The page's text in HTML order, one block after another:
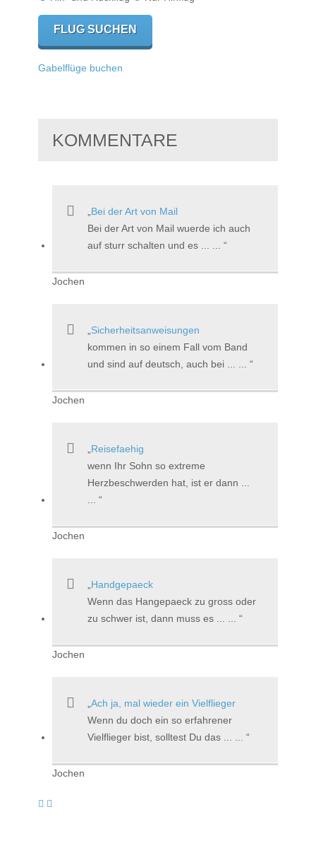
Gabelflüge buchen
KOMMENTARE
Bei der Art von Mail
Bei der Art von Mail wuerde ich auch
auf sturr schalten und es ... ...
Jochen
Sicherheitsanweisungen
kommen in so einem Fall vom Band
und sind auf deutsch, auch bei ... ...
Jochen
Reisefaehig
wenn Ihr Sohn so extreme
Herzbeschwerden hat, ist er dann ...
Jochen
Handgepaeck
Wenn das Hangepaeck zu gross oder
zu schwer ist, dann muss es ... ...
Jochen
Ach ja, mal wieder ein Vielflieger
Wenn du doch ein so erfahrener
Vielflieger bist, solltest Du das ... ...
Jochen